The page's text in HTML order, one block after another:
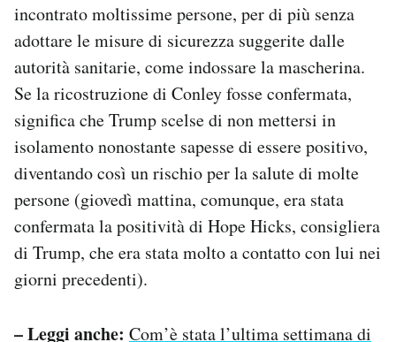
incontrato moltissime persone, per di più senza
adottare le misure di sicurezza suggerite dalle
autorità sanitarie, come indossare la mascherina.
Se la ricostruzione di Conley fosse confermata,
significa che Trump scelse di non mettersi in
isolamento nonostante sapesse di essere positivo,
diventando così un rischio per la salute di molte
persone (giovedì mattina, comunque, era stata
confermata la positività di Hope Hicks, consigliera
di Trump, che era stata molto a contatto con lui nei
giorni precedenti).
– Leggi anche: Com’è stata l’ultima settimana di